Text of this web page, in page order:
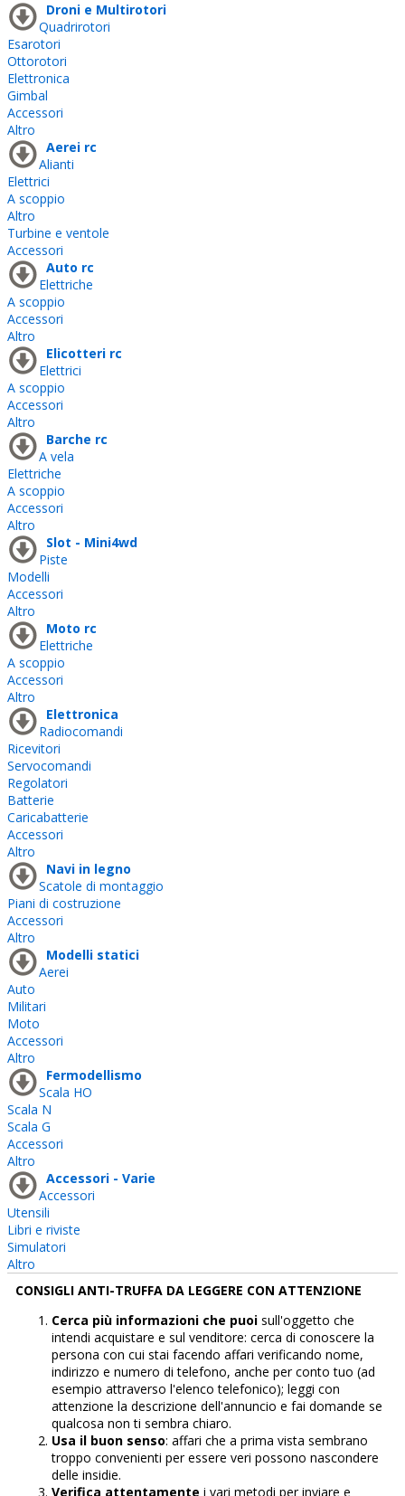
Droni e Multirotori
Quadrirotori
Esarotori
Ottorotori
Elettronica
Gimbal
Accessori
Altro
Aerei rc
Alianti
Elettrici
A scoppio
Altro
Turbine e ventole
Accessori
Auto rc
Elettriche
A scoppio
Accessori
Altro
Elicotteri rc
Elettrici
A scoppio
Accessori
Altro
Barche rc
A vela
Elettriche
A scoppio
Accessori
Altro
Slot - Mini4wd
Piste
Modelli
Accessori
Altro
Moto rc
Elettriche
A scoppio
Accessori
Altro
Elettronica
Radiocomandi
Ricevitori
Servocomandi
Regolatori
Batterie
Caricabatterie
Accessori
Altro
Navi in legno
Scatole di montaggio
Piani di costruzione
Accessori
Altro
Modelli statici
Aerei
Auto
Militari
Moto
Accessori
Altro
Fermodellismo
Scala HO
Scala N
Scala G
Accessori
Altro
Accessori - Varie
Accessori
Utensili
Libri e riviste
Simulatori
Altro
CONSIGLI ANTI-TRUFFA DA LEGGERE CON ATTENZIONE
Cerca più informazioni che puoisull'oggetto che
intendi acquistare e sul venditore: cerca di conoscere la
persona con cui stai facendo affari verificando nome,
indirizzo e numero di telefono, anche per conto tuo (ad
esempio attraverso l'elenco telefonico); leggi con
attenzione la descrizione dell'annuncio e fai domande se
qualcosa non ti sembra chiaro.
Usa il buon senso: affari che a prima vista sembrano
troppo convenienti per essere veri possono nascondere
delle insidie.
Verifica attentamente i vari metodi per inviare e